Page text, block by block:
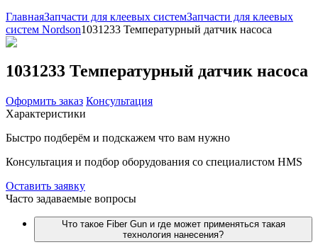
ГлавнаяЗапчасти для клеевых системЗапчасти для клеевых
систем Nordson1031233 Температурный датчик насоса
1031233 Температурный датчик насоса
Оформить заказ Консультация
Характеристики
Быстро подберём и подскажем что вам нужно
Консультация и подбор оборудования со специалистом HMS
Оставить заявку
Часто задаваемые вопросы
Что такое Fiber Gun и где может применяться такая
технология нанесения?